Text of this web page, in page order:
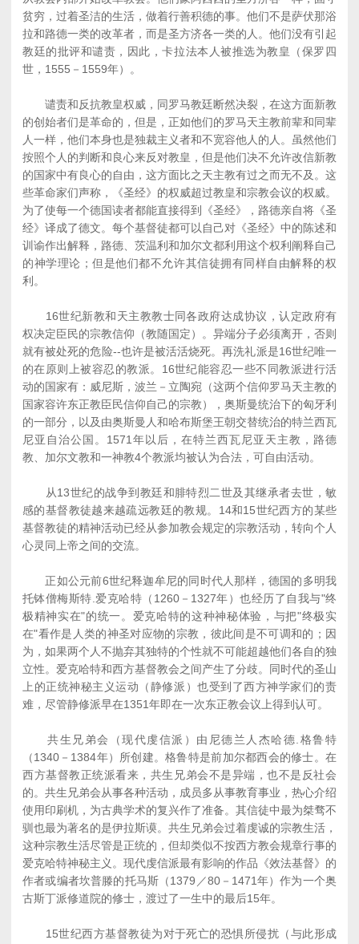
贫穷，过着圣洁的生活，做着行善积德的事。他们不是萨伏那浴
拉和路德一类的改革者，而是圣方济各一类的人。他们没有引起
教廷的批评和谴责，因此，卡拉法本人被推选为教皇（保罗四
世，1555－1559年）。
谴责和反抗教皇权威，同罗马教廷断然决裂，在这方面新教
的创始者们是革命的，但是，正如他们的罗马天主教前辈和同辈
人一样，他们本身也是独裁主义者和不宽容他人的人。虽然他们
按照个人的判断和良心来反对教皇，但是他们决不允许改信新教
的国家中有良心的自由，这方面比之天主教有过之而无不及。这
些革命家们声称，《圣经》的权威超过教皇和宗教会议的权威。
为了使每一个德国读者都能直接得到《圣经》，路德亲自将《圣
经》译成了德文。每个基督徒都可以自己对《圣经》中的陈述和
训谕作出解释，路德、茨温利和加尔文都利用这个权利阐释自己
的神学理论；但是他们都不允许其信徒拥有同样自由解释的权
利。
16世纪新教和天主教教士同各政府达成协议，认定政府有
权决定臣民的宗教信仰（教随国定）。异端分子必须离开，否则
就有被处死的危险--也许是被活活烧死。再洗礼派是16世纪唯一
的在原则上被容忍的教派。16世纪能容忍一些不同教派进行活
动的国家有：威尼斯，波兰－立陶宛（这两个信仰罗马天主教的
国家容许东正教臣民信仰自己的宗教），奥斯曼统治下的匈牙利
的一部分，以及由奥斯曼人和哈布斯堡王朝交替统治的特兰西瓦
尼亚自治公国。1571年以后，在特兰西瓦尼亚天主教，路德
教、加尔文教和一神教4个教派均被认为合法，可自由活动。
从13世纪的战争到教廷和腓特烈二世及其继承者去世，敏
感的基督教徒越来越疏远教廷的教规。14和15世纪西方的某些
基督教徒的精神活动已经从参加教会规定的宗教活动，转向个人
心灵同上帝之间的交流。
正如公元前6世纪释迦牟尼的同时代人那样，德国的多明我
托钵僧梅斯特.爱克哈特（1260－1327年）也经历了自我与"终
极精神实在"的统一。爱克哈特的这种神秘体验，与把"终极实
在"看作是人类的神圣对应物的宗教，彼此间是不可调和的；因
为，如果两个人不抛弃其独特的个性就不可能超越他们各自的独
立性。爱克哈特和西方基督教会之间产生了分歧。同时代的圣山
上的正统神秘主义运动（静修派）也受到了西方神学家们的责
难，尽管静修派早在1351年即在一次东正教会议上得到认可。
共生兄弟会（现代虔信派）由尼德兰人杰哈德.格鲁特
（1340－1384年）所创建。格鲁特是前加尔都西会的修士。在
西方基督教正统派看来，共生兄弟会不是异端，也不是反社会
的。共生兄弟会从事各种活动，成员多从事教育事业，热心介绍
使用印刷机，为古典学术的复兴作了准备。其信徒中最为桀骛不
驯也最为著名的是伊拉斯谟。共生兄弟会过着虔诚的宗教生活，
这种宗教生活尽管是正统的，但却类似不按西方教会规章行事的
爱克哈特神秘主义。现代虔信派最有影响的作品《效法基督》的
作者或编者坎普滕的托马斯（1379／80－1471年）作为一个奥
古斯丁派修道院的修士，渡过了一生中的最后15年。
15世纪西方基督教徒为对于死亡的恐惧所侵扰（与此形成